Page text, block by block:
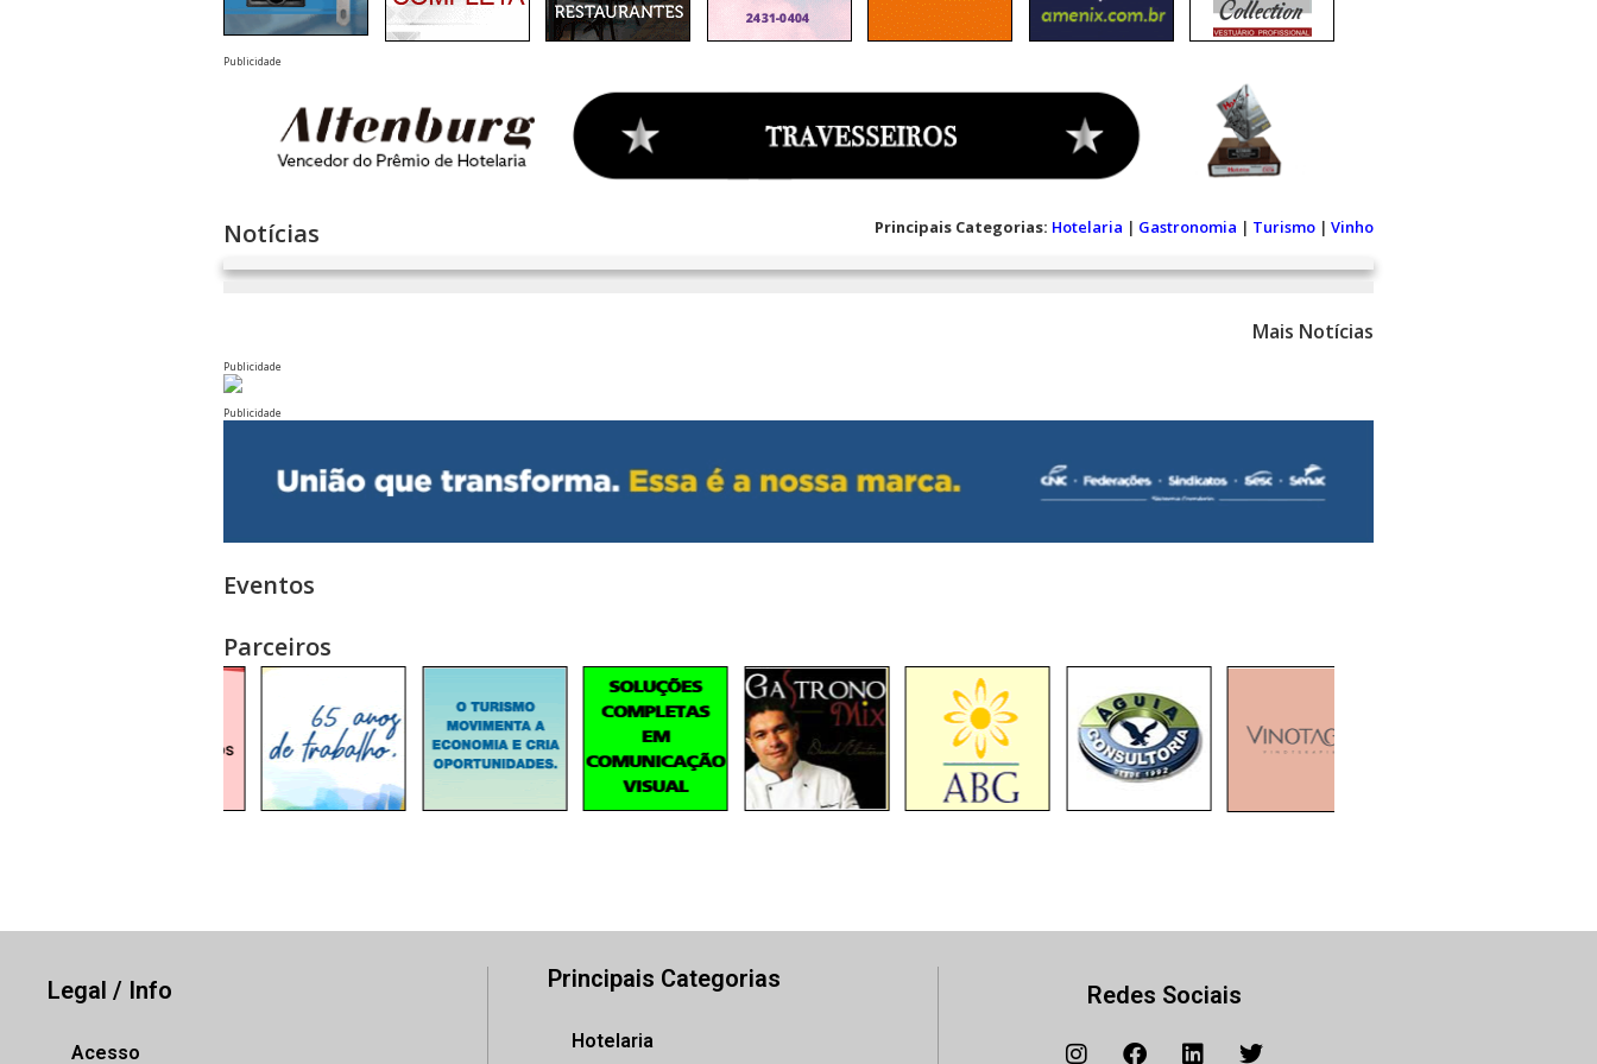
Publicidade
Notícias Principais Categorias: Hotelaria | Gastronomia | Turismo | Vinho
Mais Notícias
Publicidade
Publicidade
Eventos
Parceiros
Legal / Info
Acesso
Principais Categorias
Hotelaria
Redes Sociais